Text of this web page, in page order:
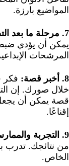
المواضيع بارزة.
7. مرحلة ما بعد التصوير:
يمكن أن يؤدي ضبط
المرشحات
8. أخبر قصة:
فكر
خلال صورك. إن
قصة يمكن أن يجعل
إقناعًا.
9. التجربة والممارسة:
من نتائجك. تدرب
الخاص.